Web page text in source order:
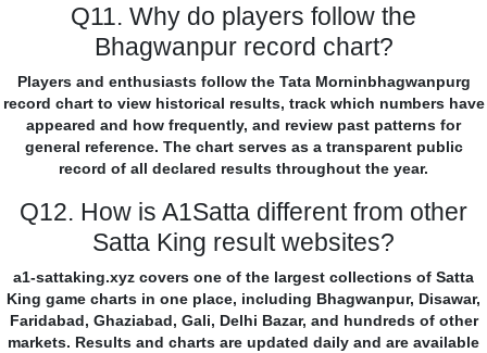
Q11. Why do players follow the
Bhagwanpur record chart?
Players and enthusiasts follow the Tata Morninbhagwanpurg
record chart to view historical results, track which numbers have
appeared and how frequently, and review past patterns for
general reference. The chart serves as a transparent public
record of all declared results throughout the year.
Q12. How is A1Satta different from other
Satta King result websites?
a1-sattaking.xyz covers one of the largest collections of Satta
King game charts in one place, including Bhagwanpur, Disawar,
Faridabad, Ghaziabad, Gali, Delhi Bazar, and hundreds of other
markets. Results and charts are updated daily and are available